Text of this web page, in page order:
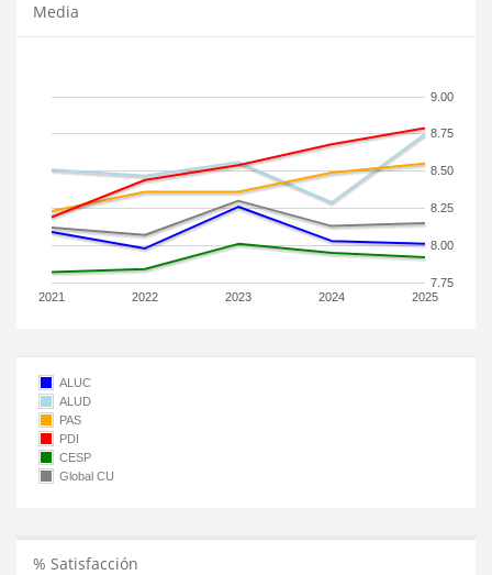
Media
2021 2022 2023 2024 2025
7.75
8.00
8.25
8.50
8.75
9.00
ALUC
ALUD
PAS
PDI
CESP
Global CU
% Satisfacción